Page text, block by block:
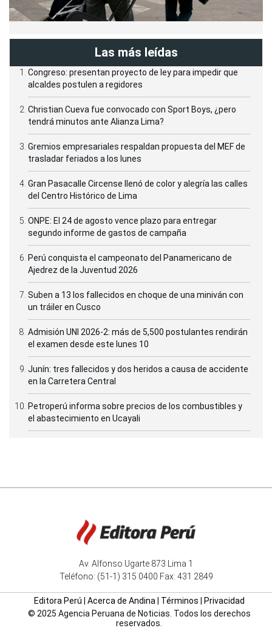
Las más leídas
Congreso: presentan proyecto de ley para impedir que
alcaldes postulen a regidores
Christian Cueva fue convocado con Sport Boys, ¿pero
tendrá minutos ante Alianza Lima?
Gremios empresariales respaldan propuesta del MEF de
trasladar feriados a los lunes
Gran Pasacalle Circense llenó de color y alegría las calles
del Centro Histórico de Lima
ONPE: El 24 de agosto vence plazo para entregar
segundo informe de gastos de campaña
Perú conquista el campeonato del Panamericano de
Ajedrez de la Juventud 2026
Suben a 13 los fallecidos en choque de una miniván con
un tráiler en Cusco
Admisión UNI 2026-2: más de 5,500 postulantes rendirán
el examen desde este lunes 10
Junín: tres fallecidos y dos heridos a causa de accidente
en la Carretera Central
Petroperú informa sobre precios de los combustibles y
el abastecimiento en Ucayali
Av. Alfonso Ugarte 873 Lima 1
Teléfono: (51-1) 315 0400 Fax: 431 2849
Editora Perú Acerca de Andina Términos
Privacidad
© 2025 Agencia Peruana de Noticias. Todos los derechos
reservados.